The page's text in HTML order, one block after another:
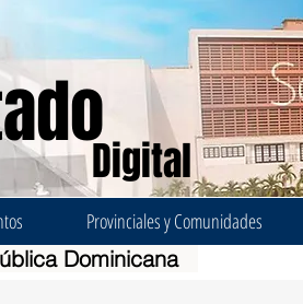
Digital
Provinciales y Comunidades
Dominicana